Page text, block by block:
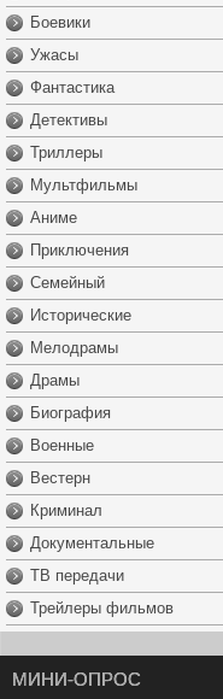
Боевики
Ужасы
Фантастика
Детективы
Триллеры
Мультфильмы
Аниме
Приключения
Семейный
Исторические
Мелодрамы
Драмы
Биография
Военные
Вестерн
Криминал
Документальные
ТВ передачи
Трейлеры фильмов
МИНИ-ОПРОС